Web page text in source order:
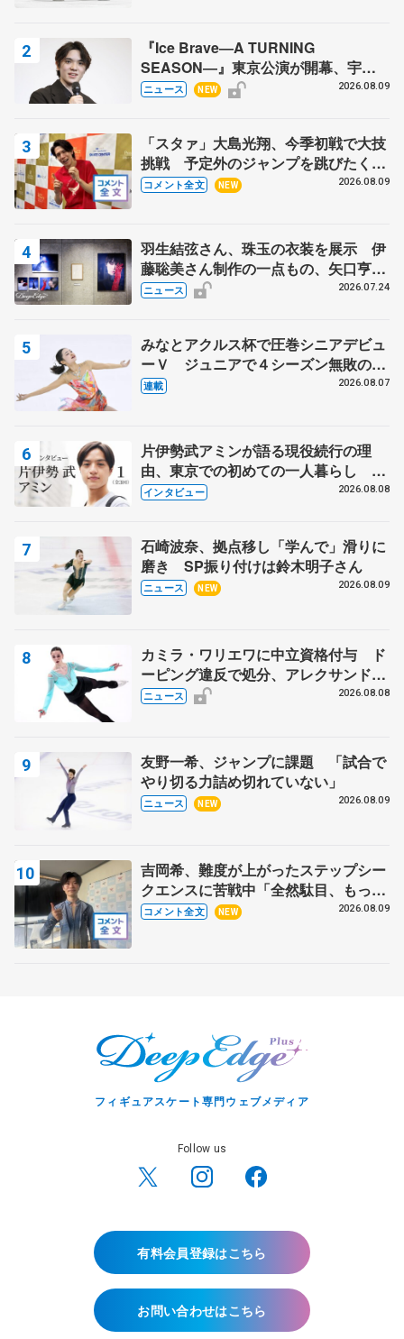
『Ice Brave―A TURNING
SEASON―』東京公演が開幕、宇野
昌磨の『Ice Brave』にかける思いを
ニュース NEW 2026.08.09
「スタァ」大島光翔、今季初戦で大技
挑戦 予定外のジャンプを跳びたくな
った理由とは… 【関東サマートロフ
コメント全文 NEW 2026.08.09
羽生結弦さん、珠玉の衣装を展示 伊
藤聡美さん制作の一点もの、矢口亨さ
んが撮影
ニュース 2026.07.24
みなとアクルス杯で圧巻シニアデビュ
ーＶ ジュニアで４シーズン無敗の島
田麻央
連載 2026.08.07
片伊勢武アミンが語る現役続行の理
由、東京での初めての一人暮らし 注
目スケーターの「今」に迫る
インタビュー 2026.08.08
石崎波奈、拠点移し「学んで」滑りに
磨き SP振り付けは鈴木明子さん
ニュース NEW 2026.08.09
カミラ・ワリエワに中立資格付与 ド
ーピング違反で処分、アレクサンド
ラ・イグナトワも
ニュース 2026.08.08
友野一希、ジャンプに課題 「試合で
やり切る力詰め切れていない」
ニュース NEW 2026.08.09
吉岡希、難度が上がったステップシー
クエンスに苦戦中「全然駄目、もっと
いいエッジで踏めるようにしたいな」
コメント全文 NEW 2026.08.09
フィギュアスケート専門ウェブメディア
Follow us
有料会員登録はこちら
お問い合わせはこちら